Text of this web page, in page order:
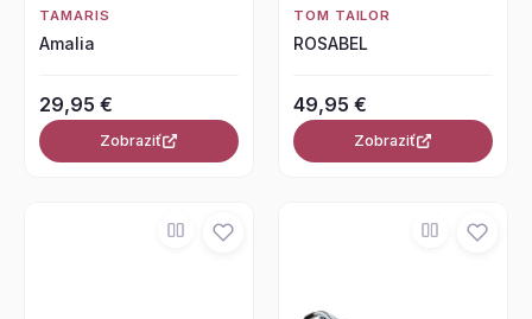
TAMARIS
Amalia
29,95 €
Zobraziť
TOM TAILOR
ROSABEL
49,95 €
Zobraziť